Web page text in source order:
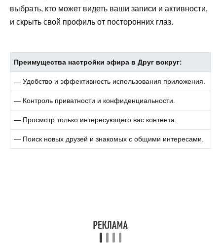
выбрать, кто может видеть ваши записи и активности,
и скрыть свой профиль от посторонних глаз.
Преимущества настройки эфира в Друг вокруг:
— Удобство и эффективность использования приложения.
— Контроль приватности и конфиденциальности.
— Просмотр только интересующего вас контента.
— Поиск новых друзей и знакомых с общими интересами.